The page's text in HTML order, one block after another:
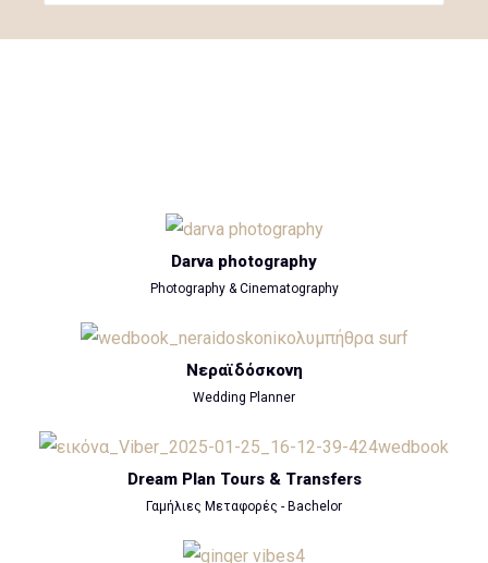
Darva photography
Photography & Cinematography
Νεραϊδόσκονη
Wedding Planner
Dream Plan Tours & Transfers
Γαμήλιες Μεταφορές - Bachelor